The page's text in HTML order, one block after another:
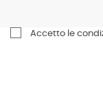
Accetto le